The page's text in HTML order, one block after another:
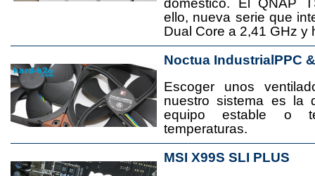
doméstico. El QNAP
ello, nueva serie que
Dual Core a 2,41 GHz y
Noctua IndustrialPPC
Escoger unos
nuestro sistema es la
equipo estable o
temperaturas.
MSI X99S SLI PLUS